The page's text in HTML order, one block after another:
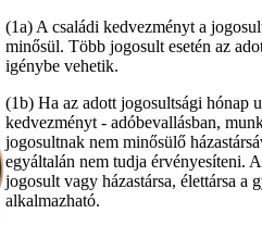
(1a) A családi kedvezményt a
minősül. Több jogosult esetén az
igénybe vehetik.
(1b) Ha az adott jogosultsági hónap
kedvezményt - adóbevallásban,
jogosultnak nem minősülő
egyáltalán nem tudja érvényesíteni.
jogosult vagy házastársa, élettársa a
alkalmazható.